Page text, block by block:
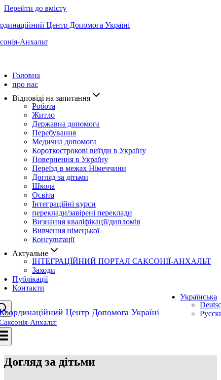
Перейти до вмісту
Центр Допомога Україні
Анхальт
Головна
про нас
Відповідi на запитання
Робота
Житло
Державна допомога
Перебування
Медична допомога
Короткострокові виїзди в Україну
Повернення в Україну
Переїзд в межах Німеччини
Догляд за дiтьми
Школа
Освіта
Інтеграційні курси
переклади/завірені переклади
Визнання квалiфiкацiї/дипломiв
Вивчення нiмецької
Консультації
Актуальне
ІНТЕГРАЦЇЙНИЙ ПОРТАЛ САКСОНІЇ-АНХАЛЬТ
Заходи
Публікації
Контакти
Українська
Центр Допомога Україні
Анхальт
Догляд за дiтьми